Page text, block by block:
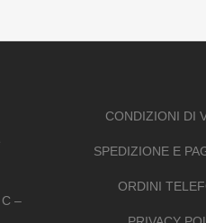
–
CONDIZIONI DI
SPEDIZIONE E
ORDINI